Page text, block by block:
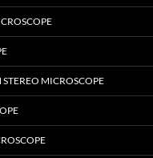
STEREO MICROSCOPE